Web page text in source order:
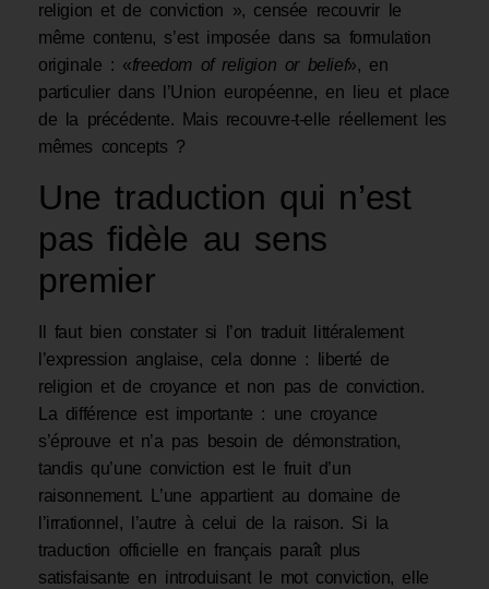
religion et de conviction », censée recouvrir le
même contenu, s’est imposée dans sa formulation
originale : «freedom of religion or belief», en
particulier dans l’Union européenne, en lieu et place
de la précédente. Mais recouvre-t-elle réellement les
mêmes concepts ?
Une traduction qui n’est
pas fidèle au sens
premier
Il faut bien constater si l’on traduit littéralement
l’expression anglaise, cela donne : liberté de
religion et de croyance et non pas de conviction.
La différence est importante : une croyance
s’éprouve et n’a pas besoin de démonstration,
tandis qu’une conviction est le fruit d’un
raisonnement. L’une appartient au domaine de
l’irrationnel, l’autre à celui de la raison. Si la
traduction officielle en français paraît plus
satisfaisante en introduisant le mot conviction, elle